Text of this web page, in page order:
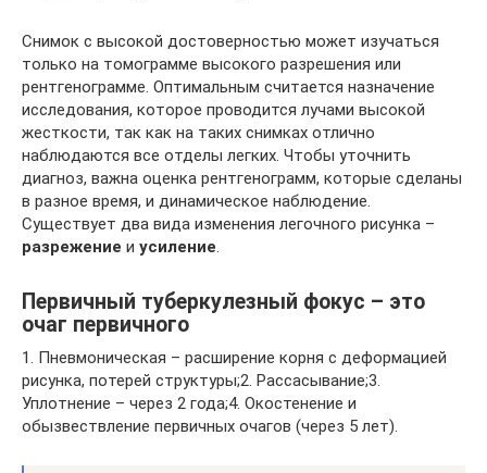
Снимок с высокой достоверностью может изучаться
только на томограмме высокого разрешения или
рентгенограмме. Оптимальным считается назначение
исследования, которое проводится лучами высокой
жесткости, так как на таких снимках отлично
наблюдаются все отделы легких. Чтобы уточнить
диагноз, важна оценка рентгенограмм, которые сделаны
в разное время, и динамическое наблюдение.
Существует два вида изменения легочного рисунка –
разрежение и усиление.
Первичный туберкулезный фокус – это
очаг первичного
1. Пневмоническая – расширение корня с деформацией
рисунка, потерей структуры;2. Рассасывание;3.
Уплотнение – через 2 года;4. Окостенение и
обызвествление первичных очагов (через 5 лет).